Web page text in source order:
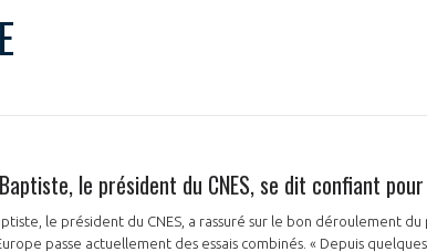
le président du CNES, se dit confiant
le président du CNES, a rassuré sur le bon déroulement
passe actuellement des essais combinés. « Depuis